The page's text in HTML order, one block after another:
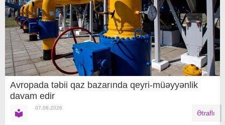
Avropada təbii qaz bazarında qeyri-müəyyənlik
davam edir
07.08.2026
Ətraflı